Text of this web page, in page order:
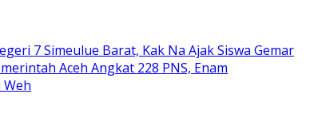
7 Simeulue Barat, Kak Na Ajak Siswa Gemar
Aceh Angkat 228 PNS, Enam